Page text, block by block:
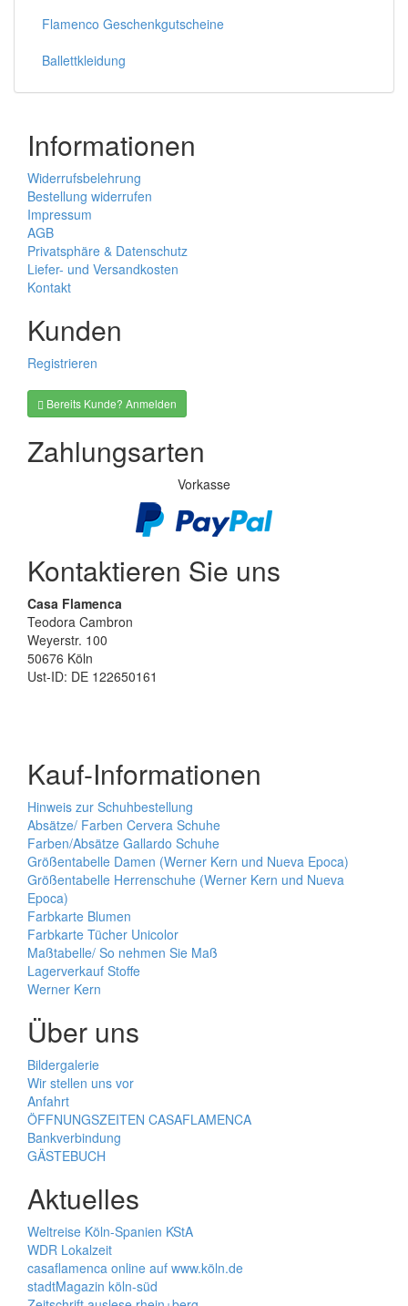
Flamenco Geschenkgutscheine
Ballettkleidung
Informationen
Widerrufsbelehrung
Bestellung widerrufen
Impressum
AGB
Privatsphäre & Datenschutz
Liefer- und Versandkosten
Kontakt
Kunden
Registrieren
Bereits Kunde? Anmelden
Zahlungsarten
Vorkasse
Kontaktieren Sie uns
Casa Flamenca
Teodora Cambron
Weyerstr. 100
50676 Köln
Ust-ID: DE 122650161
Kauf-Informationen
Hinweis zur Schuhbestellung
Absätze/ Farben Cervera Schuhe
Farben/Absätze Gallardo Schuhe
Größentabelle Damen (Werner Kern und Nueva Epoca)
Größentabelle Herrenschuhe (Werner Kern und Nueva
Epoca)
Farbkarte Blumen
Farbkarte Tücher Unicolor
Maßtabelle/ So nehmen Sie Maß
Lagerverkauf Stoffe
Werner Kern
Über uns
Bildergalerie
Wir stellen uns vor
Anfahrt
ÖFFNUNGSZEITEN CASAFLAMENCA
Bankverbindung
GÄSTEBUCH
Aktuelles
Weltreise Köln-Spanien KStA
WDR Lokalzeit
casaflamenca online auf www.köln.de
stadtMagazin köln-süd